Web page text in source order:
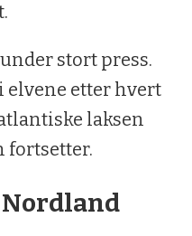
stort press.
elvene etter hvert
laksen
fortsetter.